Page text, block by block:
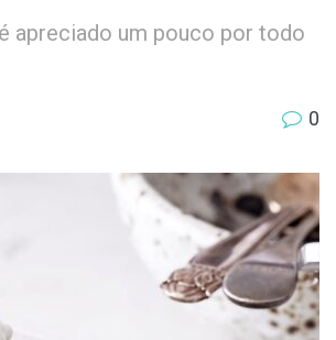
apreciado um pouco por todo
0